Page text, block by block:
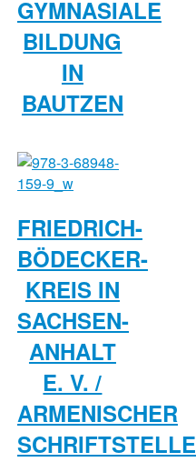
GYMNASIALE
BILDUNG
IN
BAUTZEN
FRIEDRICH-
BÖDECKER-
KREIS IN
SACHSEN-
ANHALT
E. V. /
ARMENISCHER